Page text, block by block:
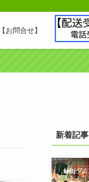
【お問合せ】
新着記事